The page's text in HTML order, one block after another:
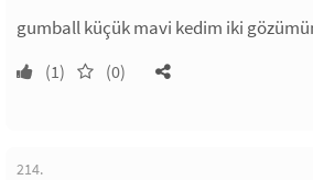
gumball küçük mavi kedim iki
(1) (0)
214.